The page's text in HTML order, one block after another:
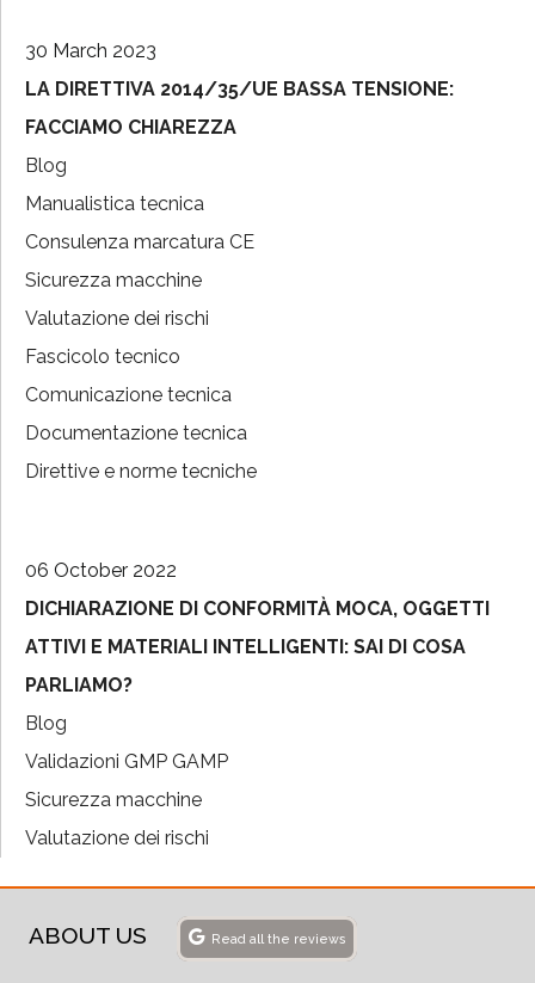
30 March 2023
LA DIRETTIVA 2014/35/UE BASSA TENSIONE:
FACCIAMO CHIAREZZA
Blog
Manualistica tecnica
Consulenza marcatura CE
Sicurezza macchine
Valutazione dei rischi
Fascicolo tecnico
Comunicazione tecnica
Documentazione tecnica
Direttive e norme tecniche
06 October 2022
DICHIARAZIONE DI CONFORMITÀ MOCA, OGGETTI
ATTIVI E MATERIALI INTELLIGENTI: SAI DI COSA
PARLIAMO?
Blog
Validazioni GMP GAMP
Sicurezza macchine
Valutazione dei rischi
ABOUT US Read all the reviews